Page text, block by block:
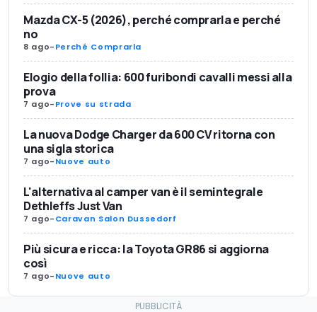
Mazda CX-5 (2026), perché comprarla e perché
no
8 ago-Perché Comprarla
Elogio della follia: 600 furibondi cavalli messi alla
prova
7 ago-Prove su strada
La nuova Dodge Charger da 600 CV ritorna con
una sigla storica
7 ago-Nuove auto
L'alternativa al camper van è il semintegrale
Dethleffs Just Van
7 ago-Caravan Salon Dussedorf
Più sicura e ricca: la Toyota GR86 si aggiorna
così
7 ago-Nuove auto